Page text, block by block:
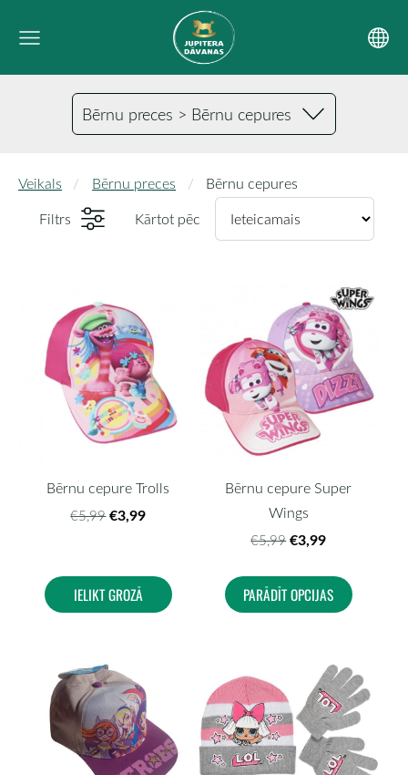
Bērnu preces > Bērnu cepures
Veikals Bērnu preces
Bērnu cepures
Filtrs
Kārtot pēc
Bērnu cepure Trolls
€5,99 €3,99
IELIKT GROZĀ
Bērnu cepure Super
Wings
€5,99 €3,99
PARĀDĪT OPCIJAS